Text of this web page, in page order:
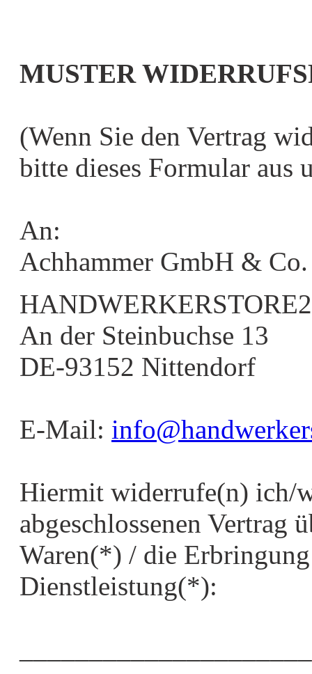
MUSTER
(Wenn Sie den Vertrag
bitte dieses Formular aus
An:
Achhammer GmbH &
An der Steinbuchse 13
DE-93152 Nittendorf
E-Mail:
Hiermit widerrufe(n) ich/
abgeschlossenen Vertrag
Waren(*) / die
Dienstleistung(*):